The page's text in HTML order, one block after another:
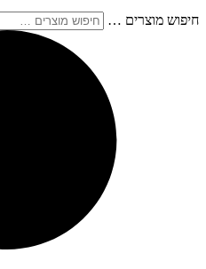
חיפוש מוצרים …